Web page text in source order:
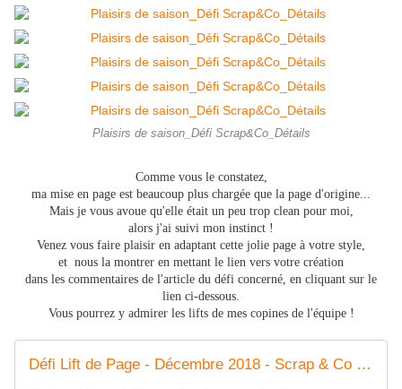
Plaisirs de saison_Défi Scrap&Co_Détails
Comme vous le constatez,
ma mise en page est beaucoup plus chargée que la page d'origine...
Mais je vous avoue qu'elle était un peu trop clean pour moi,
alors j'ai suivi mon instinct !
Venez vous faire plaisir en adaptant cette jolie page à votre style,
et nous la montrer en mettant le lien vers votre création
dans les commentaires de l'article du défi concerné, en cliquant sur le
lien ci-dessous.
Vous pourrez y admirer les lifts de mes copines de l'équipe !
Défi Lift de Page - Décembre 2018 - Scrap & Co - Le blog